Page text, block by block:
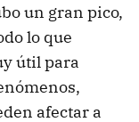
un gran pico,
lo que
útil para
afectar a